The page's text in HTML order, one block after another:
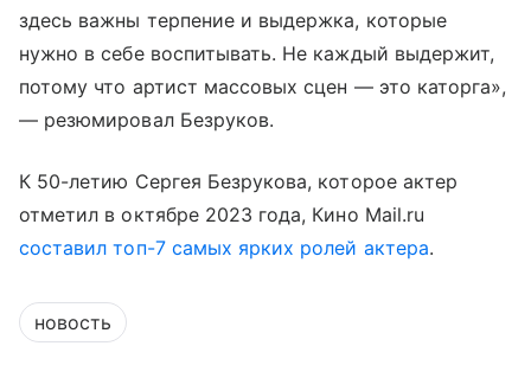
здесь важны терпение и выдержка, которые
нужно в себе воспитывать. Не каждый выдержит,
потому что артист массовых сцен — это каторга»,
— резюмировал Безруков.
К 50-летию Сергея Безрукова, которое актер
отметил в октябре 2023 года, Кино Mail.ru
составил топ-7 самых ярких ролей актера.
новость